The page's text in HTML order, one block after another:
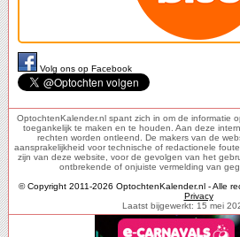
Volg ons op Facebook
OptochtenKalender.nl spant zich in om de informatie
toegankelijk te maken en te houden. Aan deze
rechten worden ontleend. De makers van de
aansprakelijkheid voor technische of redactionele
zijn van deze website, voor de gevolgen van het
ontbrekende of onjuiste vermelding van
© Copyright 2011-2026 OptochtenKalender.nl - Alle
Privacy
Laatst bijgewerkt: 15 mei